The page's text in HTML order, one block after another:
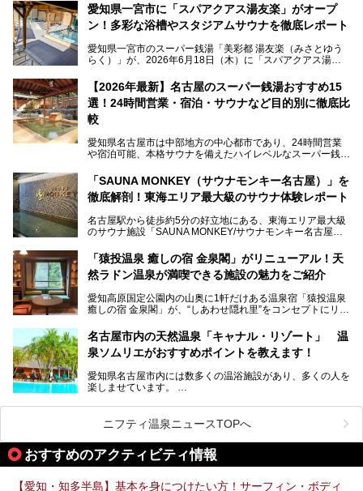
愛知県一宮市に「スパアクアス湯友楽」がオープ
ン！多彩な浴槽やスタジアムサウナを徹底レポート
愛知県一宮市のスーパー銭湯「美彩都 湯友楽（みさとゆう
らく）」が、2026年6月18日（木）に「スパアクアス湯友
この地で30年にわたり愛され続けてきた施設だからこそ、
地元住民をはじめオープンを待ちわびている人も多いのでは
ないでしょうか。
老朽化した設備の補修を機に、2年前からじっくり構想を練
ってきたというだけあって、館内の充実度は想像以上。
以前の4倍に拡張したという露天エリアや10の浴槽、40人収
容の巨大なスタジアムサウナに、岩盤浴やリラクゼーション
までまるごと楽しめる施設に生まれ変わりました。
今回は、全面リニューアルして新しくなった「スパアクアス
【2026年最新】名古屋のスーパー銭湯おすすめ15
選！24時間営業・宿泊・サウナなど目的別に徹底比
較
愛知県名古屋市は中部地方の中心都市であり、24時間営業
や宿泊可能、本格サウナを備えたハイレベルなスーパー銭湯
そのため、「日々の仕事の疲れを心身ともにリセットした
い」「休日に時間を忘れて1日中ダラダラ過ごしたい」「コ
くある点が魅力です！
お好みの温泉施設を見つけて楽しんでくださいね。
「SAUNA MONKEY（サウナモンキー名古屋）」を
徹底解剖！東海エリア最大級のサウナ体験レポート
名古屋駅から徒歩約5分の好立地にある、東海エリア最大級
のサウナ施設「SAUNA MONKEY/サウナモンキー名古屋」
「名古屋駅周辺ってサウナが少ないよね」という声をよく耳
にするだけあり、アクセスの良さにも胸が高鳴ります。
今回は普段は男性専用となっているパブリックサウナが、女
さっそく取材してきました！
「猿投温泉 癒しの宿 金泉閣」がリニューアル！天
然ラドン温泉が満喫できる施設の魅力をご紹介
愛知高原国定公園内の山奥に1軒だけある温泉宿「猿投温泉
癒しの宿 金泉閣」が、“しあわせ隠れ里”をコンセプトにリニ
天然ラドン温泉が堪能できるお風呂や、新設・改装された客
室、地元の食材と温泉水で作られたお料理……。
ご紹介します。
名古屋市内の天然温泉「キャナル・リゾート」 温
泉ソムリエがおすすめポイントを教えます！
愛知県名古屋市内には数多くの温浴施設があり、多くの人を
楽しませています。
ムリエの目線で紹介していきます！
名古屋市内にはスーパー銭湯や日帰り温泉が多く、「どこに
行こうかな？」と悩んでしまう方も多いと思います。
ぜひこの記事を参考にして「キャナル・リゾート」に出かけ
てみるのはいかがでしょうか？
ニフティ温泉ニュースTOPへ
おすすめのアクティビティ情報
【愛知・知多半島】基本を身につけたい方！サーフィン・ボディ